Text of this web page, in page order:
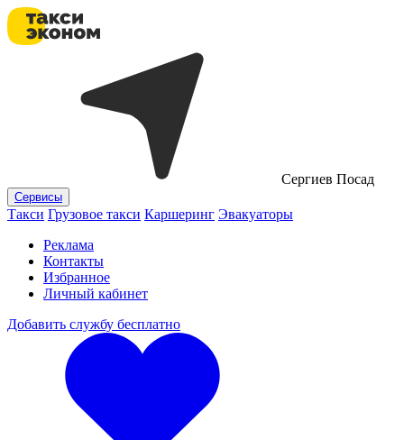
Сергиев Посад
Сервисы
Такси Грузовое такси Каршеринг Эвакуаторы
Реклама
Контакты
Избранное
Личный кабинет
Добавить службу бесплатно